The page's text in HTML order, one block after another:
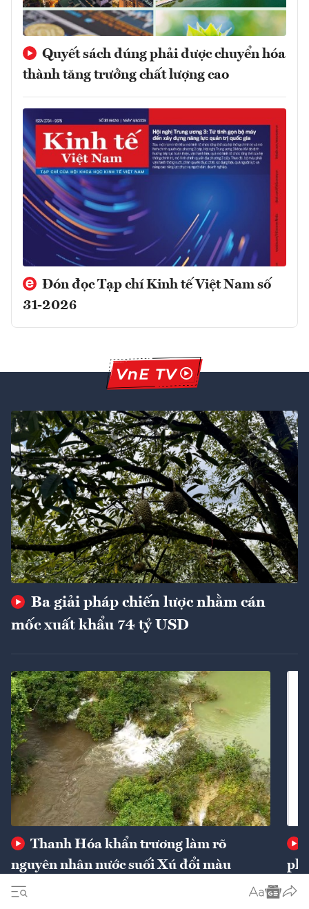
Quyết sách đúng phải được chuyển hóa
thành tăng trưởng chất lượng cao
Đón đọc Tạp chí Kinh tế Việt Nam số
31-2026
Ba giải pháp chiến lược nhằm cán
mốc xuất khẩu 74 tỷ USD
Thanh Hóa khẩn trương làm rõ
nguyên nhân nước suối Xú đổi màu
phí